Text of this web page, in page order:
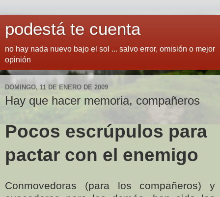
podestá te cuenta
no hay nada nuevo bajo el sol ... salvo error, omisión o mejor
opinión
DOMINGO, 11 DE ENERO DE 2009
Hay que hacer memoria, compañeros
Pocos escrúpulos para
pactar con el enemigo
Conmovedoras (para los compañeros) y